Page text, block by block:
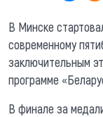
В Минске
современному
заключительным
программе
В финале за